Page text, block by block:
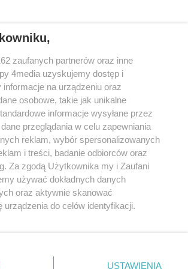
Reklama Prywatność
Praca Łódź
the:protocol
Facebook.com
Youtube.com
zaufanych partnerów oraz inne
4media uzyskujemy dostęp i
informacje na urządzeniu oraz
osobowe, takie jak unikalne
informacje wysyłane przez
przeglądania w celu zapewniania
reklam, wybór spersonalizowanych
i treści, badanie odbiorców oraz
Za zgodą Użytkownika my i Zaufani
używać dokładnych danych
oraz aktywnie skanować
urządzenia do celów identyfikacji.
klikając przycisk ustawień prywatności
USTAWIENIA